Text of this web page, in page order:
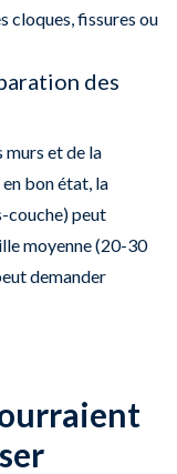
cloques, fissures ou
des
murs et de la
bon état, la
couche) peut
moyenne (20-30
demander